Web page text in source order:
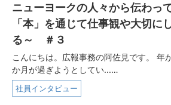
ニューヨークの人々から伝わっ
「本」を通じて仕事観や大切に
る～ ＃３
こんにちは。広報事務の阿佐見です。 年
か月が過ぎようとしてい...…
社員インタビュー